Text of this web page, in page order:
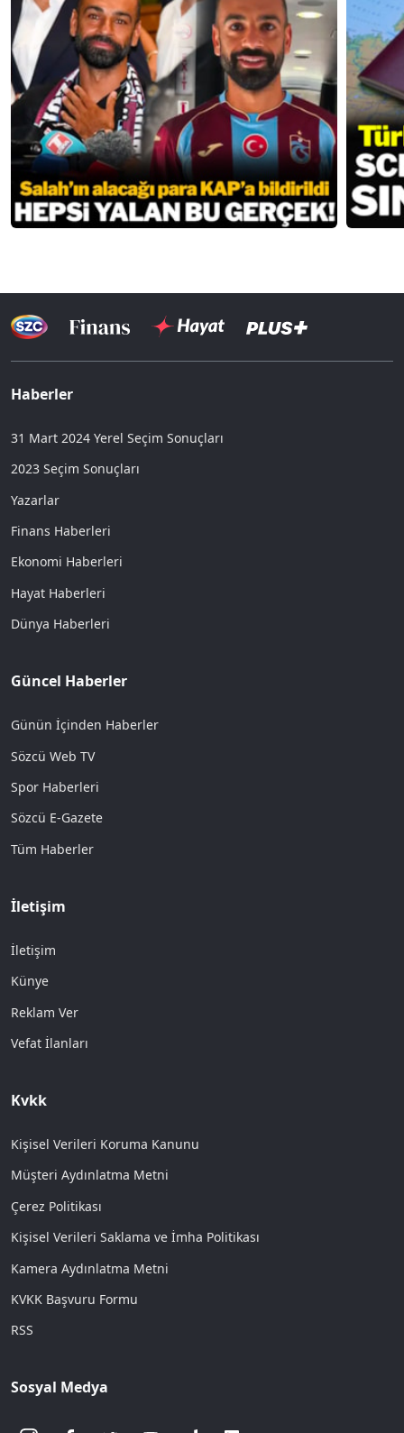
Haberler
31 Mart 2024 Yerel Seçim Sonuçları
2023 Seçim Sonuçları
Yazarlar
Finans Haberleri
Ekonomi Haberleri
Hayat Haberleri
Dünya Haberleri
Güncel Haberler
Günün İçinden Haberler
Sözcü Web TV
Spor Haberleri
Sözcü E-Gazete
Tüm Haberler
İletişim
İletişim
Künye
Reklam Ver
Vefat İlanları
Kvkk
Kişisel Verileri Koruma Kanunu
Müşteri Aydınlatma Metni
Çerez Politikası
Kişisel Verileri Saklama ve İmha Politikası
Kamera Aydınlatma Metni
KVKK Başvuru Formu
RSS
Sosyal Medya